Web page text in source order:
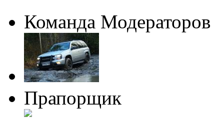
Команда Модераторов
Прапорщик